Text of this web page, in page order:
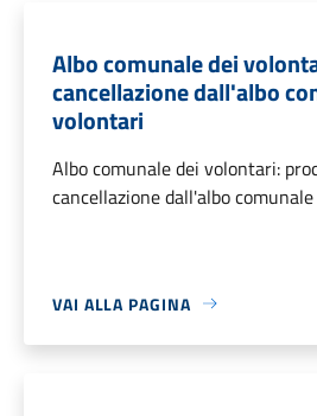
Albo comunale dei
cancellazione dall'albo
volontari
Albo comunale dei volontari:
cancellazione dall'albo
VAI ALLA PAGINA